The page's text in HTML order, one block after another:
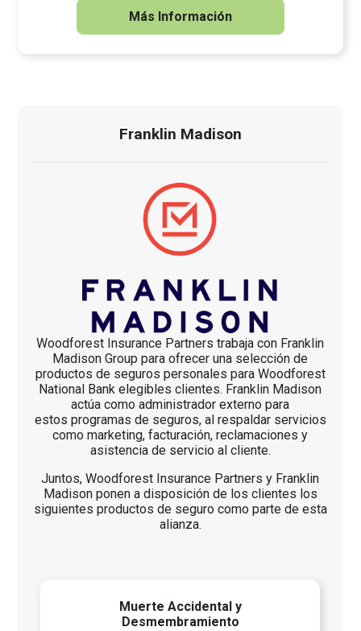
Más Información
Franklin Madison
Woodforest Insurance Partners trabaja con Franklin
Madison Group para ofrecer una selección de
productos de seguros personales para Woodforest
National Bank elegibles clientes. Franklin Madison
actúa como administrador externo para
estos programas de seguros, al respaldar servicios
como marketing, facturación, reclamaciones y
asistencia de servicio al cliente.
Juntos, Woodforest Insurance Partners y Franklin
Madison ponen a disposición de los clientes los
siguientes productos de seguro como parte de esta
alianza.
Muerte Accidental y
Desmembramiento